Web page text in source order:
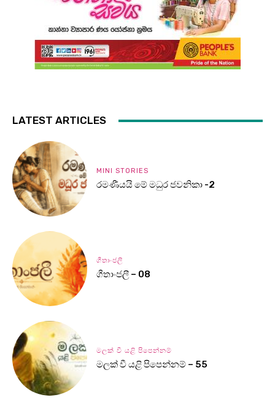
LATEST ARTICLES
MINI STORIES
රමණීයයි මේ මධුර ජවනිකා -2
ගීතාංජලී
ගීතාංජලී – 08
මලක් වී යළි පිපෙන්නම්
මලක් වී යළි පිපෙන්නම් – 55